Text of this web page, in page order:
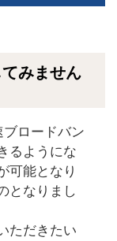
みません
ロードバン
るようにな
可能となり
となりまし
ただきたい